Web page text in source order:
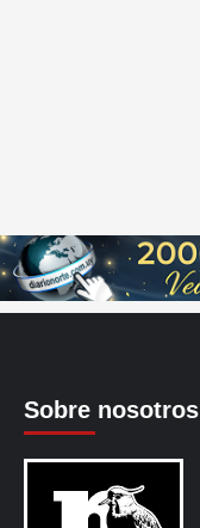
Sobre nosotros